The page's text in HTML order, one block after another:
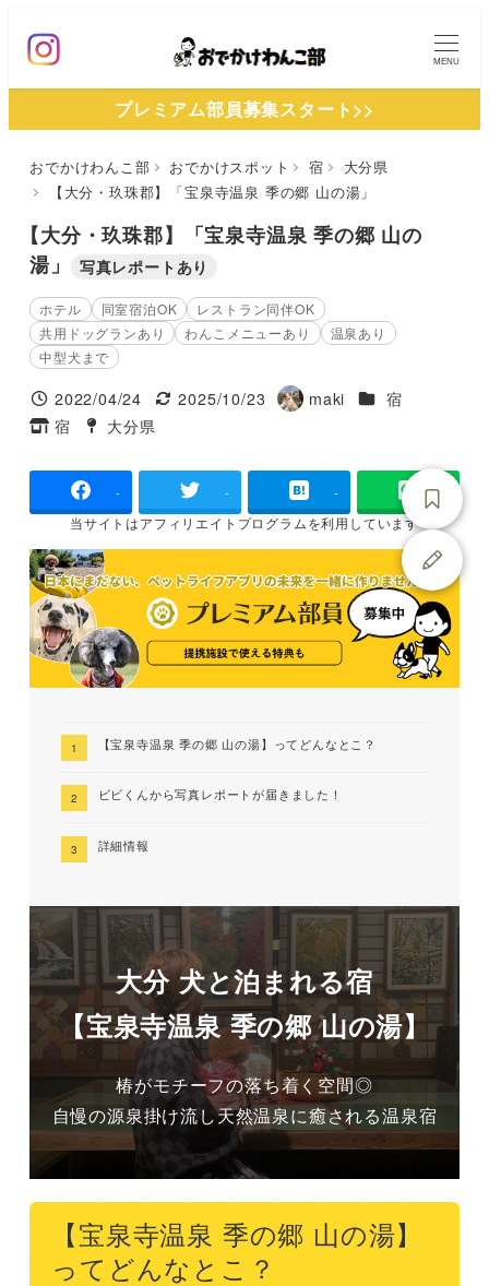
ン
MENU
プレミアム部員募集スタート>>
おでかけわんこ部 おでかけスポット 宿
大分県
【大分・玖珠郡】「宝泉寺温泉 季の郷 山の湯」
【大分・玖珠郡】「宝泉寺温泉 季の郷 山の
湯」
写真レポートあり
ホテル 同室宿泊OK
レストラン同伴OK
共用ドッグランあり
わんこメニューあり
温泉あり
中型犬まで
投稿日
2022/04/24
更新日
2025/10/23
著
maki 施設ジャンル
宿
タグ
宿
タグ
大分県
- - -
当サイトはアフィリエイトプログラムを利用しています
【宝泉寺温泉 季の郷 山の湯】ってどんなとこ？
ビビくんから写真レポートが届きました！
詳細情報
大分 犬と泊まれる宿
【宝泉寺温泉 季の郷 山の湯】
椿がモチーフの落ち着く空間◎
自慢の源泉掛け流し天然温泉に癒される温泉宿
【宝泉寺温泉 季の郷 山の湯】
ってどんなとこ？